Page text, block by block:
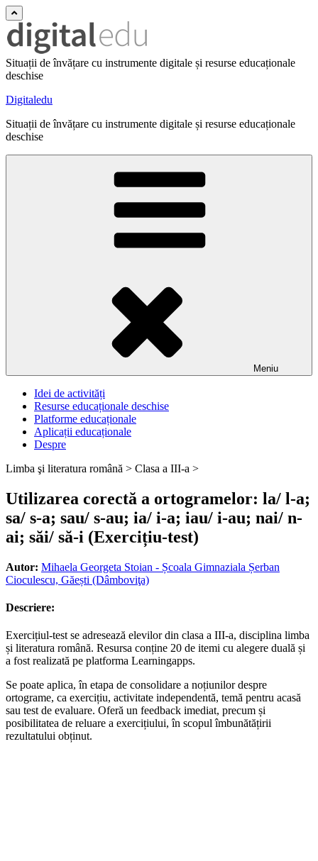
Situații de învățare cu instrumente digitale și resurse educaționale
deschise
Digitaledu
Situații de învățare cu instrumente digitale și resurse educaționale
deschise
Meniu
Idei de activități
Resurse educaționale deschise
Platforme educaționale
Aplicații educaționale
Despre
Limba şi literatura română > Clasa a III-a >
Utilizarea corectă a ortogramelor: la/ l-a;
sa/ s-a; sau/ s-au; ia/ i-a; iau/ i-au; nai/ n-
ai; săi/ să-i (Exercițiu-test)
Autor: Mihaela Georgeta Stoian - Școala Gimnaziala Șerban
Cioculescu, Găești (Dâmboviţa)
Descriere:
Exercițiul-test se adresează elevilor din clasa a III-a, disciplina limba
și literatura română. Resursa conține 20 de itemi cu alegere duală și
a fost realizată pe platforma Learningapps.
Se poate aplica, în etapa de consolidare a noțiunilor despre
ortograme, ca exercițiu, activitate independentă, temă pentru acasă
sau test de evaluare. Oferă un feedback imediat, precum și
posibilitatea de reluare a exercițiului, în scopul îmbunătățirii
rezultatului obținut.